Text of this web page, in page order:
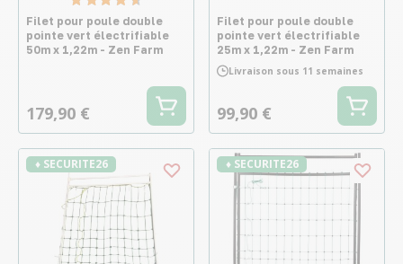
Filet pour poule double
pointe vert électrifiable
50m x 1,22m - Zen Farm
179,90 €
Filet pour poule double
pointe vert électrifiable
25m x 1,22m - Zen Farm
Livraison sous 11 semaines
99,90 €
♦ SECURITE26 ♦ SECURITE26